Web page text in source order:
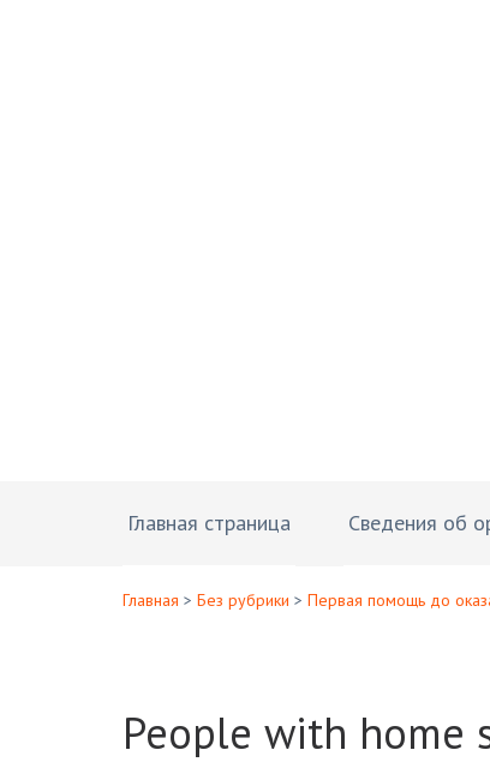
Главная страница Сведения об
Главная > Без рубрики > Первая помощь до
People with home